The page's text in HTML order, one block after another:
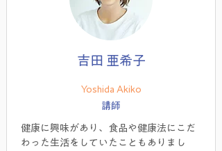
吉田 亜希子
Yoshida Akiko
講師
健康に興味があり、食品や健康法にこだ
わった生活をしていたこともありまし